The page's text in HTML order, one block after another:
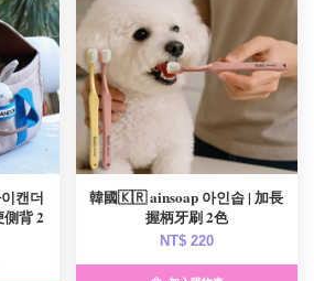
캔더
側背 2
韓國🇰🇷 ainsoap 아인솝 | 加長
握柄牙刷 2色
NT$ 220